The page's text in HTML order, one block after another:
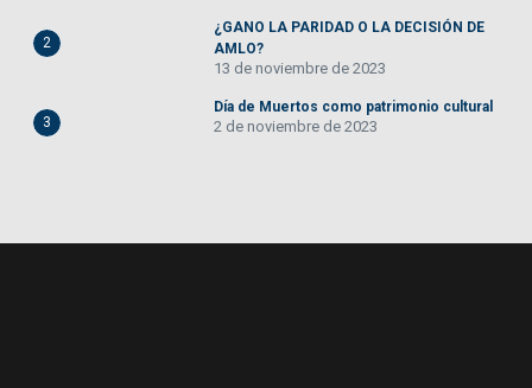
2
¿GANO LA PARIDAD O LA DECISIÓN DE
AMLO?
13 de noviembre de 2023
3
Día de Muertos como patrimonio cultural
2 de noviembre de 2023